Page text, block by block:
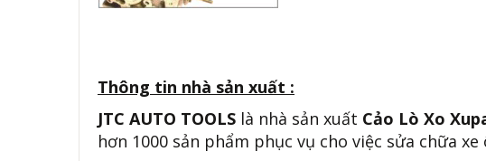
Thông tin nhà sản xuất :
JTC AUTO TOOLS là nhà sản xuất Cảo Lò Xo
hơn 1000 sản phẩm phục vụ cho việc sửa chữa xe